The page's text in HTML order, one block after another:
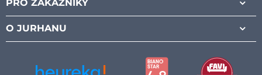
PRO ZÁKAZNÍKY
O JURHANU